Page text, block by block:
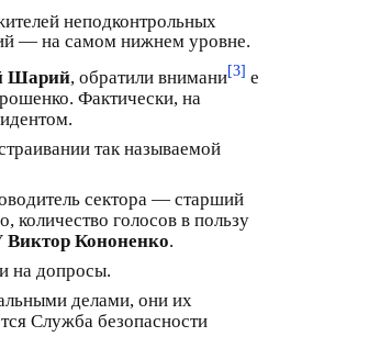
неподконтрольных
— на самом нижнем уровне.
Шарий, обратили внимани[3] е
Фактически, на
так называемой
сектора — старший
голосов в пользу
Виктор Кононенко.
на допросы.
делами, они их
Служба безопасности